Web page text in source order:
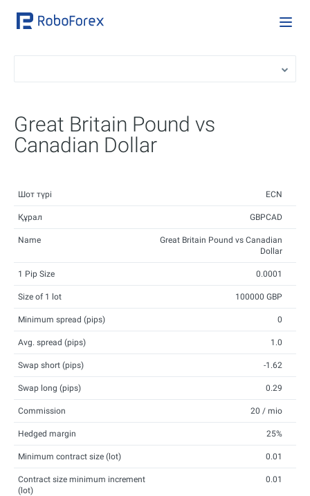
Great Britain Pound vs
Canadian Dollar
Шот түрі ECN
Құрал GBPCAD
Name
Great Britain Pound vs Canadian
Dollar
1 Pip Size 0.0001
Size of 1 lot 100000 GBP
Minimum spread (pips) 0
Avg. spread (pips) 1.0
Swap short (pips) -1.62
Swap long (pips) 0.29
Commission 20 / mio
Hedged margin 25%
Minimum contract size (lot) 0.01
Contract size minimum increment
(lot)
0.01